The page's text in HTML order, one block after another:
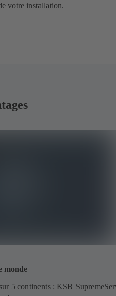
votre installation.
monde
5 continents : KSB